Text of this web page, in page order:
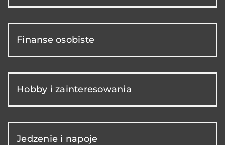
Finanse osobiste
Hobby i zainteresowania
Jedzenie i napoje